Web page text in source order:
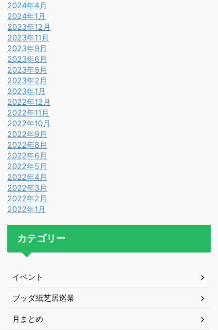
2024年4月
2024年1月
2023年12月
2023年11月
2023年9月
2023年6月
2023年5月
2023年2月
2023年1月
2022年12月
2022年11月
2022年10月
2022年9月
2022年8月
2022年6月
2022年5月
2022年4月
2022年3月
2022年2月
2022年1月
カテゴリー
イベント
ブッダ紙芝居巡業
月まとめ